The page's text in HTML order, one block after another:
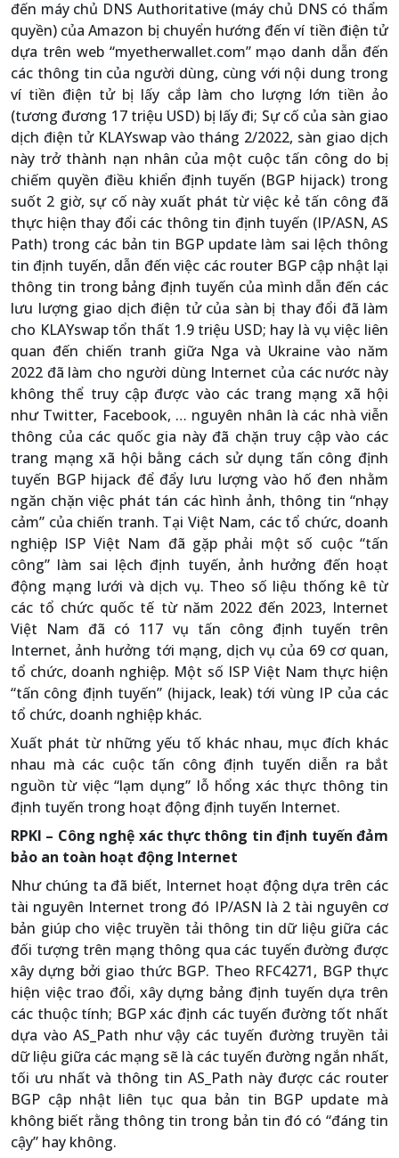
đến máy chủ DNS Authoritative (máy chủ DNS có thẩm
quyền) của Amazon bị chuyển hướng đến ví tiền điện tử
dựa trên web “myetherwallet.com” mạo danh dẫn đến
các thông tin của người dùng, cùng với nội dung trong
ví tiền điện tử bị lấy cắp làm cho lượng lớn tiền ảo
(tương đương 17 triệu USD) bị lấy đi; Sự cố của sàn giao
dịch điện tử KLAYswap vào tháng 2/2022, sàn giao dịch
này trở thành nạn nhân của một cuộc tấn công do bị
chiếm quyền điều khiển định tuyến (BGP hijack) trong
suốt 2 giờ, sự cố này xuất phát từ việc kẻ tấn công đã
thực hiện thay đổi các thông tin định tuyến (IP/ASN, AS
Path) trong các bản tin BGP update làm sai lệch thông
tin định tuyến, dẫn đến việc các router BGP cập nhật lại
thông tin trong bảng định tuyến của mình dẫn đến các
lưu lượng giao dịch điện tử của sàn bị thay đổi đã làm
cho KLAYswap tổn thất 1.9 triệu USD; hay là vụ việc liên
quan đến chiến tranh giữa Nga và Ukraine vào năm
2022 đã làm cho người dùng Internet của các nước này
không thể truy cập được vào các trang mạng xã hội
như Twitter, Facebook, … nguyên nhân là các nhà viễn
thông của các quốc gia này đã chặn truy cập vào các
trang mạng xã hội bằng cách sử dụng tấn công định
tuyến BGP hijack để đẩy lưu lượng vào hố đen nhằm
ngăn chặn việc phát tán các hình ảnh, thông tin “nhạy
cảm” của chiến tranh. Tại Việt Nam, các tổ chức, doanh
nghiệp ISP Việt Nam đã gặp phải một số cuộc “tấn
công” làm sai lệch định tuyến, ảnh hưởng đến hoạt
động mạng lưới và dịch vụ. Theo số liệu thống kê từ
các tổ chức quốc tế từ năm 2022 đến 2023, Internet
Việt Nam đã có 117 vụ tấn công định tuyến trên
Internet, ảnh hưởng tới mạng, dịch vụ của 69 cơ quan,
tổ chức, doanh nghiệp. Một số ISP Việt Nam thực hiện
“tấn công định tuyến” (hijack, leak) tới vùng IP của các
tổ chức, doanh nghiệp khác.
Xuất phát từ những yếu tố khác nhau, mục đích khác
nhau mà các cuộc tấn công định tuyến diễn ra bắt
nguồn từ việc “lạm dụng” lỗ hổng xác thực thông tin
định tuyến trong hoạt động định tuyến Internet.
RPKI – Công nghệ xác thực thông tin định tuyến đảm
bảo an toàn hoạt động Internet
Như chúng ta đã biết, Internet hoạt động dựa trên các
tài nguyên Internet trong đó IP/ASN là 2 tài nguyên cơ
bản giúp cho việc truyền tải thông tin dữ liệu giữa các
đối tượng trên mạng thông qua các tuyến đường được
xây dựng bởi giao thức BGP. Theo RFC4271, BGP thực
hiện việc trao đổi, xây dựng bảng định tuyến dựa trên
các thuộc tính; BGP xác định các tuyến đường tốt nhất
dựa vào AS_Path như vậy các tuyến đường truyền tải
dữ liệu giữa các mạng sẽ là các tuyến đường ngắn nhất,
tối ưu nhất và thông tin AS_Path này được các router
BGP cập nhật liên tục qua bản tin BGP update mà
không biết rằng thông tin trong bản tin đó có “đáng tin
cậy” hay không.